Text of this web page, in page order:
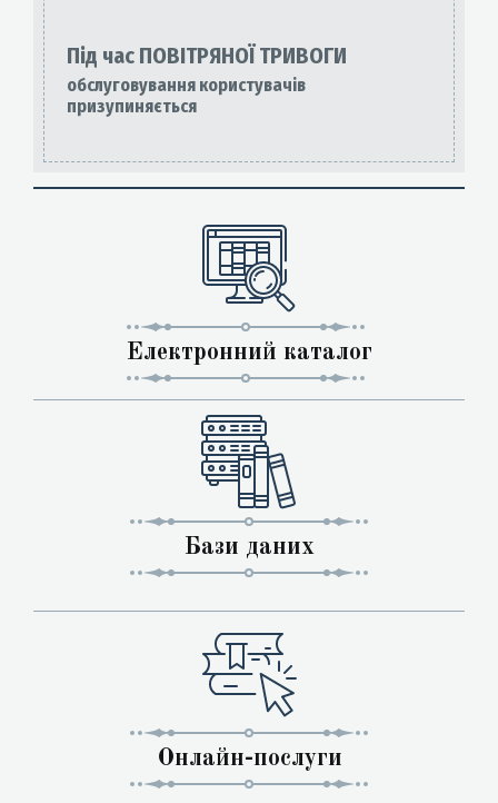
Під час ПОВІТРЯНОЇ ТРИВОГИ
обслуговування користувачів
призупиняється
Електронний каталог
Бази даних
Онлайн-послуги